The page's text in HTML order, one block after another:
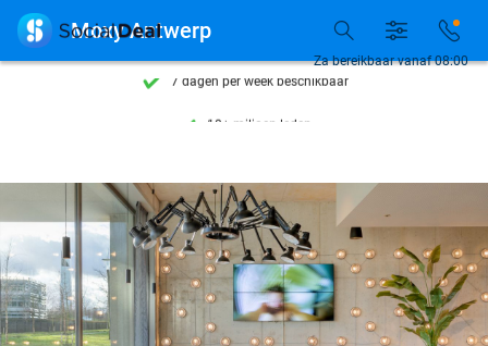
7 dagen per week beschikbaar
7 dagen per week beschikbaar
10+ miljoen leden
Za bereikbaar vanaf 08:00
 Moxy Antwerp